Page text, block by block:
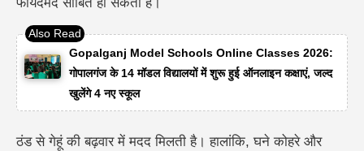
Gopalganj Model Schools Online Classes 2026:
गोपालगंज के 14 मॉडल विद्यालयों में शुरू हुई ऑनलाइन कक्षाएं, जल्द
खुलेंगे 4 नए स्कूल
ठंड से गेहूं की बढ़वार में मदद मिलती है। हालांकि, घने कोहरे और